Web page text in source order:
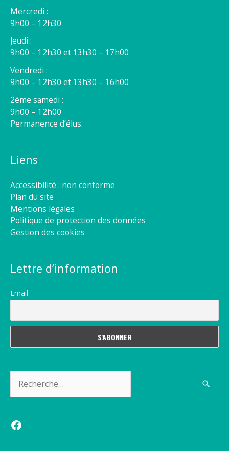
Mercredi :
9h00 – 12h30
Jeudi :
9h00 – 12h30 et 13h30 – 17h00
Vendredi :
9h00 – 12h30 et 13h30 – 16h00
2éme samedi :
9h00 – 12h00
Permanence d’élus.
Liens
Accessibilité : non conforme
Plan du site
Mentions légales
Politique de protection des données
Gestion des cookies
Lettre d’information
Email
Facebook